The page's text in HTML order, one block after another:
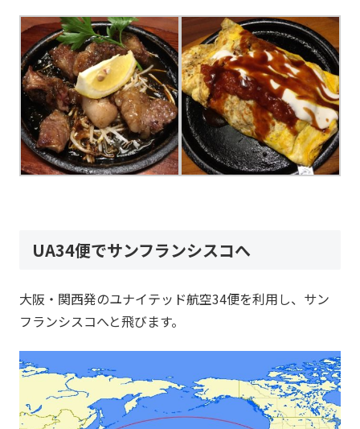
UA34便でサンフランシスコへ
大阪・関西発のユナイテッド航空34便を利用し、サン
フランシスコへと飛びます。